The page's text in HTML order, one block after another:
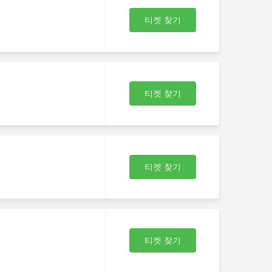
티켓 찾기
티켓 찾기
티켓 찾기
티켓 찾기